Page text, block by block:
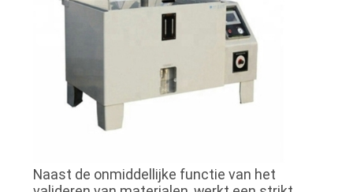
Naast de onmiddellijke functie van het